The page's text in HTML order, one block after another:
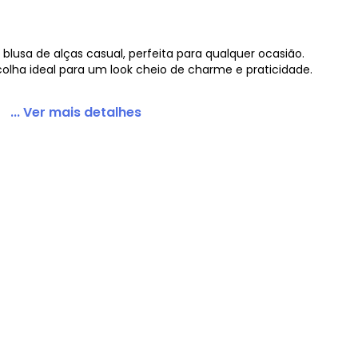
de alças casual, perfeita para qualquer ocasião.
ideal para um look cheio de charme e praticidade.
... Ver mais detalhes